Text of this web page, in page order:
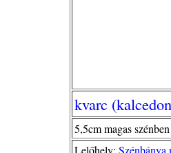
kvarc
5,5cm magas
Lelőhely: Szénbánya